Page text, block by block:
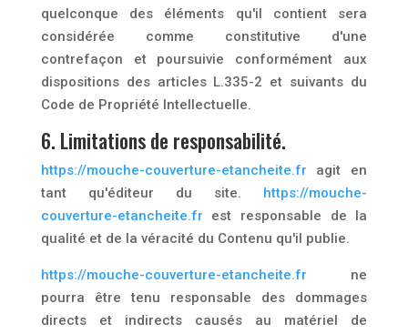
quelconque des éléments qu'il contient sera
considérée comme constitutive d'une
contrefaçon et poursuivie conformément aux
dispositions des articles L.335-2 et suivants du
Code de Propriété Intellectuelle.
6. Limitations de responsabilité.
https://mouche-couverture-etancheite.fr agit en
tant qu'éditeur du site. https://mouche-
couverture-etancheite.fr est responsable de la
qualité et de la véracité du Contenu qu'il publie.
https://mouche-couverture-etancheite.fr ne
pourra être tenu responsable des dommages
directs et indirects causés au matériel de